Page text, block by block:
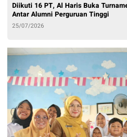
Diikuti 16 PT, Al Haris Buka
Antar Alumni Perguruan Tinggi
25/07/2026